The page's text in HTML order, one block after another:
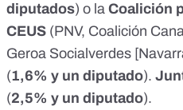
diputados) o la Coalición
CEUS (PNV, Coalición
Geroa Socialverdes
(1,6% y un diputado).
(2,5% y un diputado).